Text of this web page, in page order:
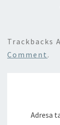
Trackbacks
Comment .
Adresa